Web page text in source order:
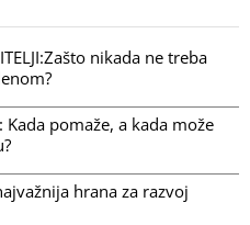
nikada ne treba
Kada pomaže, a kada može
hrana za razvoj